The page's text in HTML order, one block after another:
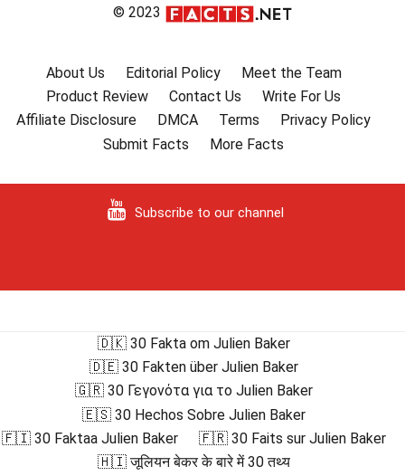
© 2023
About Us Editorial Policy
Meet the Team
Product Review
Contact Us
Write For Us
Affiliate Disclosure
DMCA Terms
Privacy Policy
Submit Facts
More Facts
Subscribe to our channel
🇩🇰 30 Fakta om Julien Baker
🇩🇪 30 Fakten über Julien Baker
🇬🇷 30 Γεγονότα για το Julien Baker
🇪🇸 30 Hechos Sobre Julien Baker
🇫🇮 30 Faktaa Julien Baker
🇫🇷 30 Faits sur Julien Baker
🇭🇮 जूलियन बेकर के बारे में 30 तथ्य